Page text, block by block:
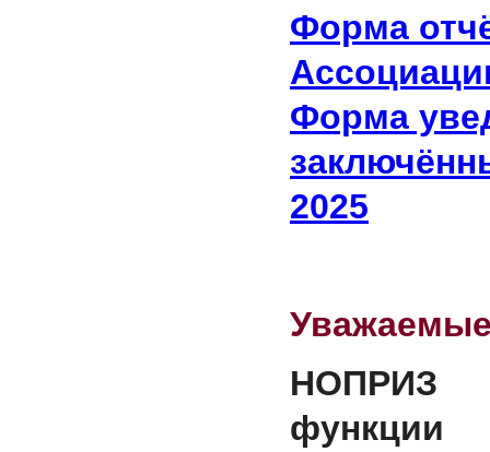
Форма
Форма
2025
НОПРИЗ